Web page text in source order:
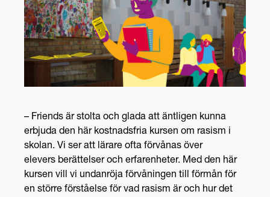
– Friends är stolta och glada att äntligen kunna
erbjuda den här kostnadsfria kursen om rasism i
skolan. Vi ser att lärare ofta förvånas över
elevers berättelser och erfarenheter. Med den här
kursen vill vi undanröja förvåningen till förmån för
en större förståelse för vad rasism är och hur det